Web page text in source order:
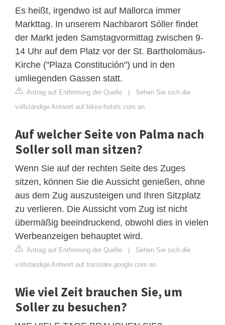
Es heißt, irgendwo ist auf Mallorca immer
Markttag. In unserem Nachbarort Sóller findet
der Markt jeden Samstagvormittag zwischen 9-
14 Uhr auf dem Platz vor der St. Bartholomäus-
Kirche ("Plaza Constitución") und in den
umliegenden Gassen statt.
Antrag auf Entfernung der Quelle | Sehen Sie sich die
vollständige Antwort auf bikini-hotels.com an
Auf welcher Seite von Palma nach
Soller soll man sitzen?
Wenn Sie auf der rechten Seite des Zuges
sitzen, können Sie die Aussicht genießen, ohne
aus dem Zug auszusteigen und Ihren Sitzplatz
zu verlieren. Die Aussicht vom Zug ist nicht
übermäßig beeindruckend, obwohl dies in vielen
Werbeanzeigen behauptet wird.
Antrag auf Entfernung der Quelle | Sehen Sie sich die
vollständige Antwort auf translate.google.com an
Wie viel Zeit brauchen Sie, um
Soller zu besuchen?